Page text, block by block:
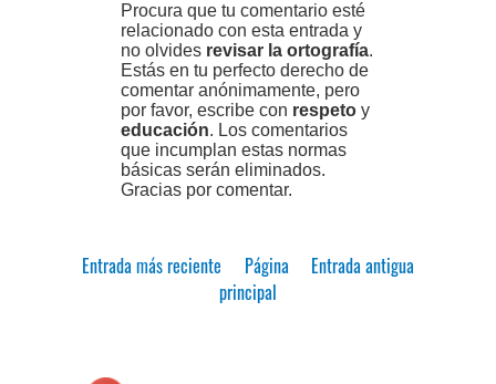
Procura que tu comentario esté
relacionado con esta entrada y
no olvides revisar la ortografía.
Estás en tu perfecto derecho de
comentar anónimamente, pero
por favor, escribe con respeto y
educación. Los comentarios
que incumplan estas normas
básicas serán eliminados.
Gracias por comentar.
Entrada más reciente Entrada antigua
Página
principal